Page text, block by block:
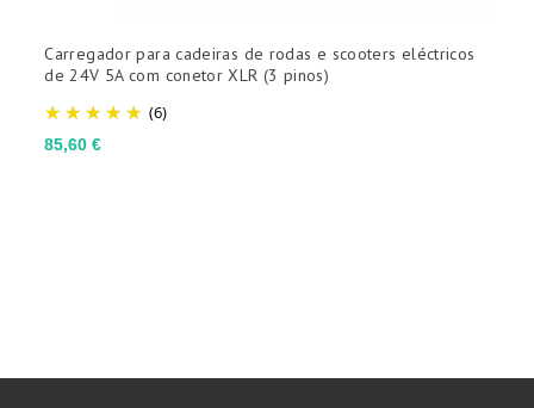
(6)
Preço
85,60 €
Carregador para cadeiras de rodas e scooters eléctricos
de 24V 5A com conetor XLR (3 pinos)